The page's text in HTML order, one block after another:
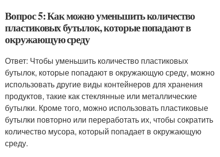
Вопрос 5: Как можно уменьшить количество
пластиковых бутылок, которые попадают в
окружающую среду
Ответ: Чтобы уменьшить количество пластиковых
бутылок, которые попадают в окружающую среду, можно
использовать другие виды контейнеров для хранения
продуктов, такие как стеклянные или металлические
бутылки. Кроме того, можно использовать пластиковые
бутылки повторно или переработать их, чтобы сократить
количество мусора, который попадает в окружающую
среду.